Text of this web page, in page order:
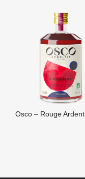
Osco – Rouge Ardent